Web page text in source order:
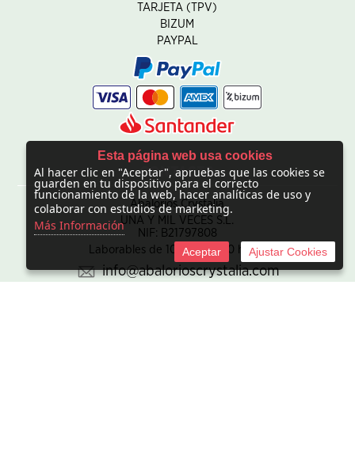
TARJETA (TPV)
BIZUM
PAYPAL
CONTACTO
Abalorios Crystalia
UNA Y MIL VECES S.L.
NIF: B21797808
Laborables de 10:00 - 20:00 horas
info@abalorioscrystalia.com
Esta página web usa cookies
Al hacer clic en "Aceptar", apruebas que las cookies se
guarden en tu dispositivo para el correcto
funcionamiento de la web, hacer analíticas de uso y
colaborar con estudios de marketing.
Más Información
Aceptar Ajustar Cookies